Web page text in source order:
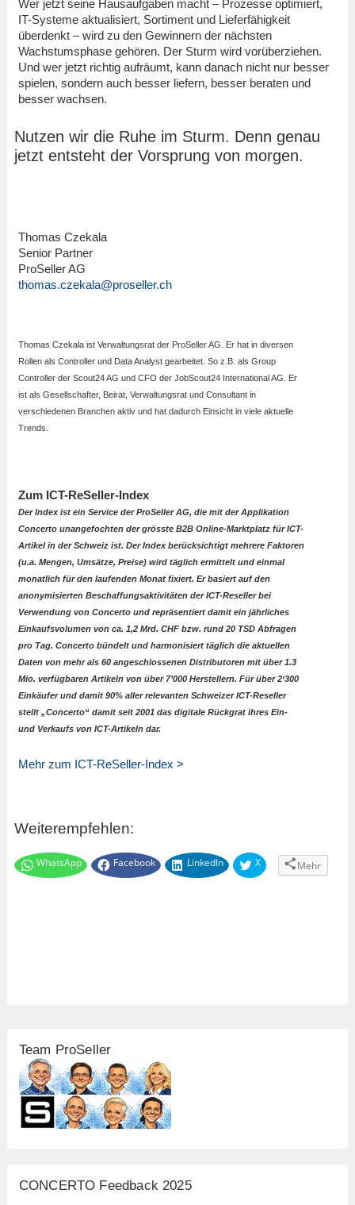
Wer jetzt seine Hausaufgaben macht – Prozesse optimiert,
IT-Systeme aktualisiert, Sortiment und Lieferfähigkeit
überdenkt – wird zu den Gewinnern der nächsten
Wachstumsphase gehören. Der Sturm wird vorüberziehen.
Und wer jetzt richtig aufräumt, kann danach nicht nur besser
spielen, sondern auch besser liefern, besser beraten und
besser wachsen.
Nutzen wir die Ruhe im Sturm. Denn genau
jetzt entsteht der Vorsprung von morgen.
Thomas Czekala
Senior Partner
ProSeller AG
thomas.czekala@proseller.ch
Thomas Czekala ist Verwaltungsrat der ProSeller AG. Er hat in diversen
Rollen als Controller und Data Analyst gearbeitet. So z.B. als Group
Controller der Scout24 AG und CFO der JobScout24 International AG. Er
ist als Gesellschafter, Beirat, Verwaltungsrat und Consultant in
verschiedenen Branchen aktiv und hat dadurch Einsicht in viele aktuelle
Trends.
Zum ICT-ReSeller-Index
Der Index ist ein Service der ProSeller AG, die mit der Applikation
Concerto unangefochten der grösste B2B Online-Marktplatz für ICT-
Artikel in der Schweiz ist. Der Index berücksichtigt mehrere Faktoren
(u.a. Mengen, Umsätze, Preise) wird täglich ermittelt und einmal
monatlich für den laufenden Monat fixiert. Er basiert auf den
anonymisierten Beschaffungsaktivitäten der ICT-Reseller bei
Verwendung von Concerto und repräsentiert damit ein jährliches
Einkaufsvolumen von ca. 1,2 Mrd. CHF bzw. rund 20 TSD Abfragen
pro Tag. Concerto bündelt und harmonisiert täglich die aktuellen
Daten von mehr als 60 angeschlossenen Distributoren mit über 1.3
Mio. verfügbaren Artikeln von über 7’000 Herstellern. Für über 2‘300
Einkäufer und damit 90% aller relevanten Schweizer ICT-Reseller
stellt „Concerto“ damit seit 2001 das digitale Rückgrat ihres Ein-
und Verkaufs von ICT-Artikeln dar.
Mehr zum ICT-ReSeller-Index >
Weiterempfehlen:
WhatsApp Facebook LinkedIn X Mehr
Team ProSeller
CONCERTO Feedback 2025